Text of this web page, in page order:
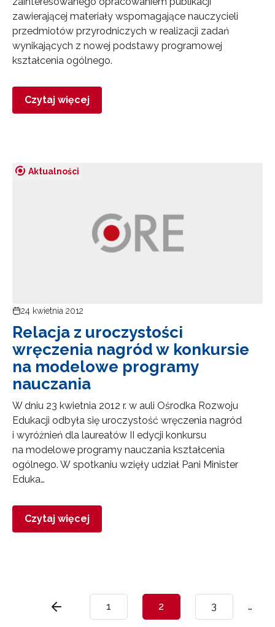
zawierającej materiały wspomagające nauczycieli
przedmiotów przyrodniczych w realizacji zadań
wynikających z nowej podstawy programowej
kształcenia ogólnego.
Czytaj więcej
Aktualności
24 kwietnia 2012
Relacja z uroczystości
wręczenia nagród w konkursie
na modelowe programy
nauczania
W dniu 23 kwietnia 2012 r. w auli Ośrodka Rozwoju
Edukacji odbyła się uroczystość wręczenia nagród
i wyróżnień dla laureatów II edycji konkursu
na modelowe programy nauczania kształcenia
ogólnego. W spotkaniu wzięły udział Pani Minister
Eduka…
Czytaj więcej
1 2 3 …